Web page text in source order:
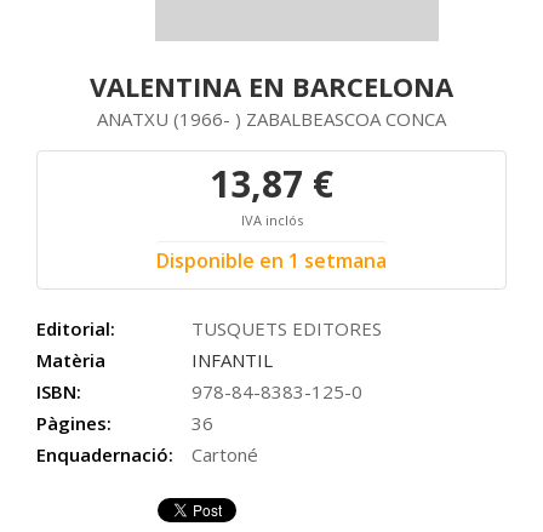
VALENTINA EN BARCELONA
ANATXU (1966- ) ZABALBEASCOA CONCA
13,87 €
IVA inclós
Disponible en 1 setmana
Editorial:
TUSQUETS EDITORES
Matèria
INFANTIL
ISBN:
978-84-8383-125-0
Pàgines:
36
Enquadernació:
Cartoné